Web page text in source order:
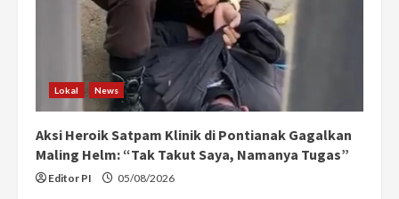
Lokal News
Aksi Heroik Satpam Klinik di Pontianak Gagalkan
Maling Helm: “Tak Takut Saya, Namanya Tugas”
Editor PI 05/08/2026